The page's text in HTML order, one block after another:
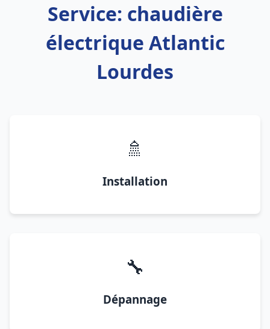
Service: chaudière
électrique Atlantic
Lourdes
🚿
Installation
🔧
Dépannage